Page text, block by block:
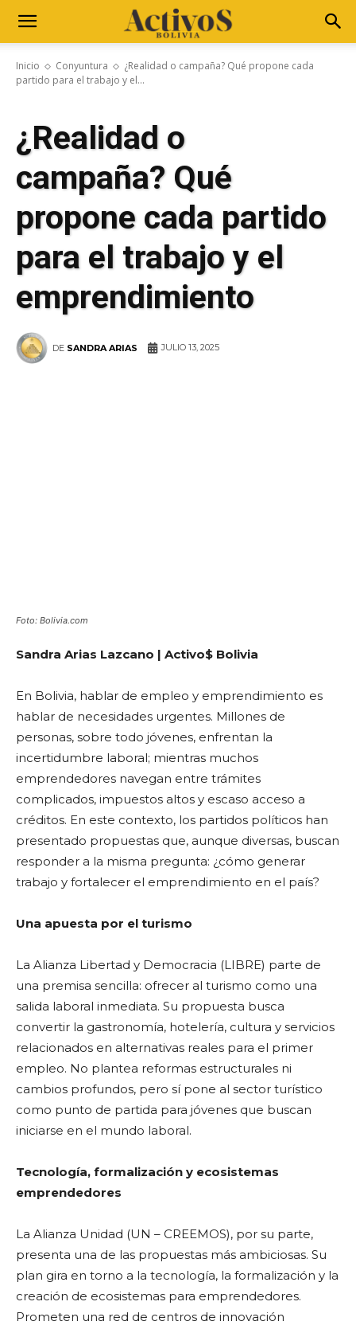
Inicio Conyuntura
¿Realidad o campaña? Qué propone cada
partido para el trabajo y el...
¿Realidad o
campaña? Qué
propone cada partido
para el trabajo y el
emprendimiento
DE SANDRA ARIAS JULIO 13, 2025
Foto: Bolivia.com
Sandra Arias Lazcano | Activo$ Bolivia
En Bolivia, hablar de empleo y emprendimiento es
hablar de necesidades urgentes. Millones de
personas, sobre todo jóvenes, enfrentan la
incertidumbre laboral; mientras muchos
emprendedores navegan entre trámites
complicados, impuestos altos y escaso acceso a
créditos. En este contexto, los partidos políticos han
presentado propuestas que, aunque diversas, buscan
responder a la misma pregunta: ¿cómo generar
trabajo y fortalecer el emprendimiento en el país?
Una apuesta por el turismo
La Alianza Libertad y Democracia (LIBRE) parte de
una premisa sencilla: ofrecer al turismo como una
salida laboral inmediata. Su propuesta busca
convertir la gastronomía, hotelería, cultura y servicios
relacionados en alternativas reales para el primer
empleo. No plantea reformas estructurales ni
cambios profundos, pero sí pone al sector turístico
como punto de partida para jóvenes que buscan
iniciarse en el mundo laboral.
Tecnología, formalización y ecosistemas
emprendedores
La Alianza Unidad (UN – CREEMOS), por su parte,
presenta una de las propuestas más ambiciosas. Su
plan gira en torno a la tecnología, la formalización y la
creación de ecosistemas para emprendedores.
Prometen una red de centros de innovación